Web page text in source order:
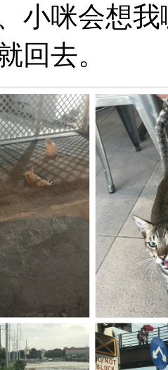
小咪会想
回去。